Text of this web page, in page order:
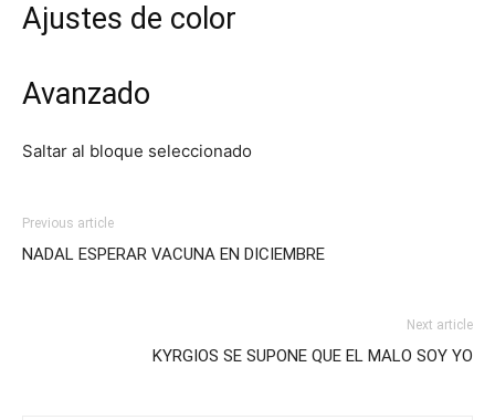
Ajustes de color
Avanzado
Saltar al bloque seleccionado
Previous article
NADAL ESPERAR VACUNA EN DICIEMBRE
Next article
KYRGIOS SE SUPONE QUE EL MALO SOY YO